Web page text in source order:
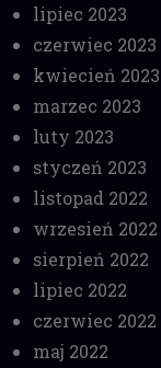
lipiec 2023
czerwiec 2023
kwiecień 2023
marzec 2023
luty 2023
styczeń 2023
listopad 2022
wrzesień 2022
sierpień 2022
lipiec 2022
czerwiec 2022
maj 2022